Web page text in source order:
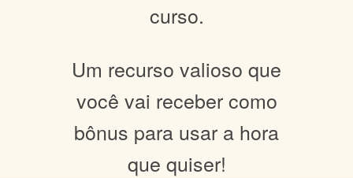
curso.
Um recurso valioso que
você vai receber como
bônus para usar a hora
que quiser!